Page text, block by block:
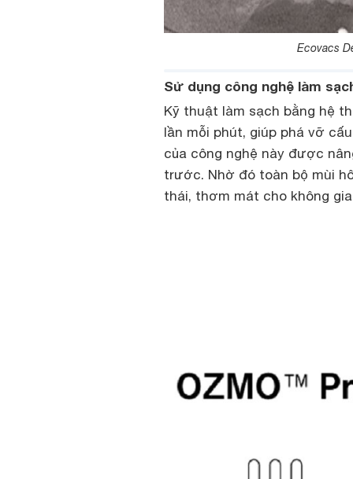
Ecovacs
Sử dụng công nghệ làm
Kỹ thuật làm sạch bằng hệ
lần mỗi phút, giúp phá vỡ
của công nghệ này được
trước. Nhờ đó toàn bộ mùi
thái, thơm mát cho không